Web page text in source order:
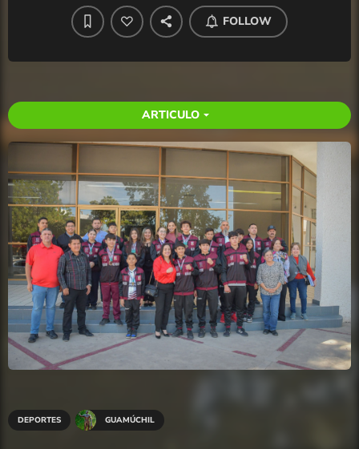
FOLLOW
ARTICULO arrow_drop_down
DEPORTES GUAMÚCHIL